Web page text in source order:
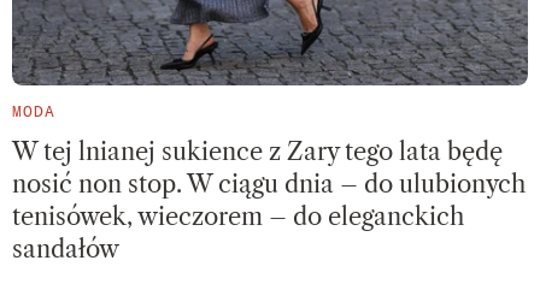
MODA
W tej lnianej sukience z Zary tego lata będę
nosić non stop. W ciągu dnia – do ulubionych
tenisówek, wieczorem – do eleganckich
sandałów